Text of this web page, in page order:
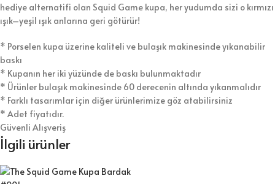
hediye alternatifi olan Squid Game kupa, her yudumda sizi o kırmızı
ışık–yeşil ışık anlarına geri götürür!
* Porselen kupa üzerine kaliteli ve bulaşık makinesinde yıkanabilir
baskı
* Kupanın her iki yüzünde de baskı bulunmaktadır
* Ürünler bulaşık makinesinde 60 derecenin altında yıkanmalıdır
* Farklı tasarımlar için diğer ürünlerimize göz atabilirsiniz
* Adet fiyatıdır.
Güvenli Alışveriş
İlgili ürünler